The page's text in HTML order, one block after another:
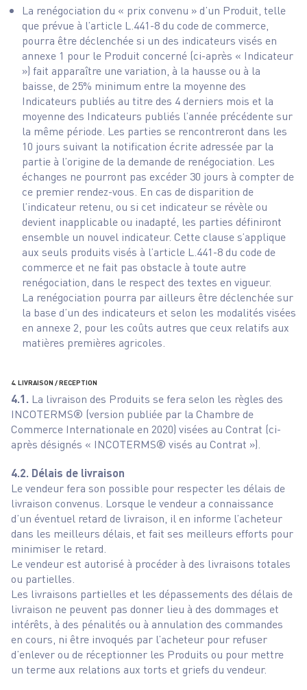
La renégociation du « prix convenu » d’un Produit, telle
que prévue à l’article L.441-8 du code de commerce,
pourra être déclenchée si un des indicateurs visés en
annexe 1 pour le Produit concerné (ci-après « Indicateur
») fait apparaître une variation, à la hausse ou à la
baisse, de 25% minimum entre la moyenne des
Indicateurs publiés au titre des 4 derniers mois et la
moyenne des Indicateurs publiés l’année précédente sur
la même période. Les parties se rencontreront dans les
10 jours suivant la notification écrite adressée par la
partie à l’origine de la demande de renégociation. Les
échanges ne pourront pas excéder 30 jours à compter de
ce premier rendez-vous. En cas de disparition de
l’indicateur retenu, ou si cet indicateur se révèle ou
devient inapplicable ou inadapté, les parties définiront
ensemble un nouvel indicateur. Cette clause s’applique
aux seuls produits visés à l’article L.441-8 du code de
commerce et ne fait pas obstacle à toute autre
renégociation, dans le respect des textes en vigueur.
La renégociation pourra par ailleurs être déclenchée sur
la base d’un des indicateurs et selon les modalités visées
en annexe 2, pour les coûts autres que ceux relatifs aux
matières premières agricoles.
4. LIVRAISON / RECEPTION
4.1. La livraison des Produits se fera selon les règles des
INCOTERMS® (version publiée par la Chambre de
Commerce Internationale en 2020) visées au Contrat (ci-
après désignés « INCOTERMS® visés au Contrat »).
4.2. Délais de livraison
Le vendeur fera son possible pour respecter les délais de
livraison convenus. Lorsque le vendeur a connaissance
d’un éventuel retard de livraison, il en informe l’acheteur
dans les meilleurs délais, et fait ses meilleurs efforts pour
minimiser le retard.
Le vendeur est autorisé à procéder à des livraisons totales
ou partielles.
Les livraisons partielles et les dépassements des délais de
livraison ne peuvent pas donner lieu à des dommages et
intérêts, à des pénalités ou à annulation des commandes
en cours, ni être invoqués par l’acheteur pour refuser
d’enlever ou de réceptionner les Produits ou pour mettre
un terme aux relations aux torts et griefs du vendeur.